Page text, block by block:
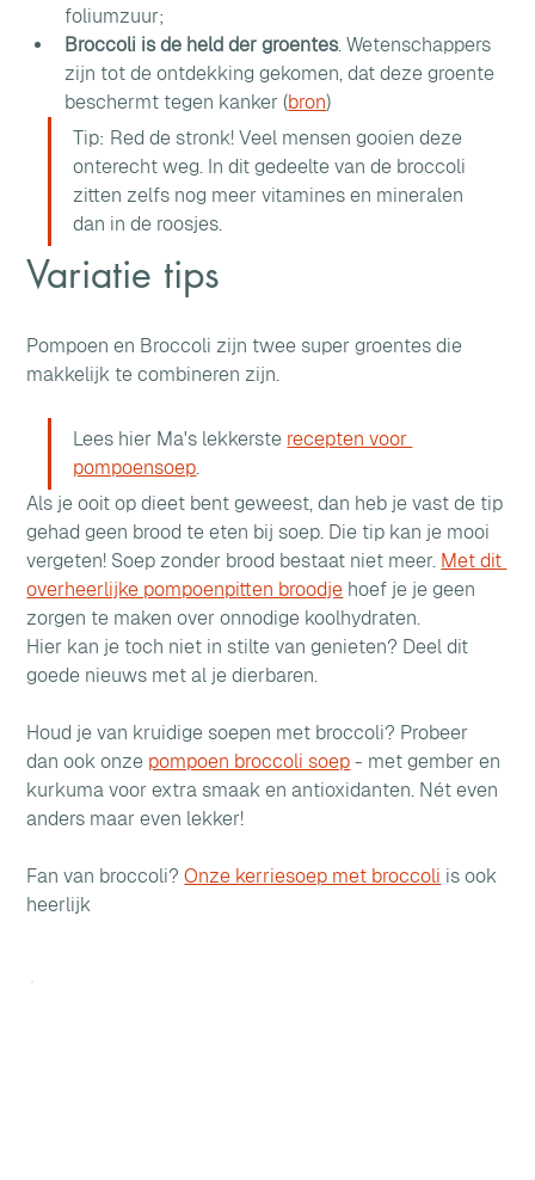
foliumzuur;
Broccoli is de held der groentes. Wetenschappers
zijn tot de ontdekking gekomen, dat deze groente
beschermt tegen kanker (bron)
Tip: Red de stronk! Veel mensen gooien deze
onterecht weg. In dit gedeelte van de broccoli
zitten zelfs nog meer vitamines en mineralen
dan in de roosjes.
Variatie tips
Pompoen en Broccoli zijn twee super groentes die
makkelijk te combineren zijn.
Lees hier Ma's lekkerste recepten voor
pompoensoep.
Als je ooit op dieet bent geweest, dan heb je vast de tip
gehad geen brood te eten bij soep. Die tip kan je mooi
vergeten! Soep zonder brood bestaat niet meer. Met dit
overheerlijke pompoenpitten broodje hoef je je geen
zorgen te maken over onnodige koolhydraten.
Hier kan je toch niet in stilte van genieten? Deel dit
goede nieuws met al je dierbaren.
Houd je van kruidige soepen met broccoli? Probeer
dan ook onze pompoen broccoli soep - met gember en
kurkuma voor extra smaak en antioxidanten. Nét even
anders maar even lekker!
Fan van broccoli? Onze kerriesoep met broccoli is ook
heerlijk